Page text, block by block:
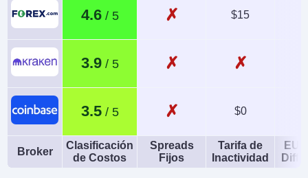
4.6 ✗ $15
3.9 ✗ ✗
3.5 ✗ $0
Broker
Clasificación
de Costos
Spreads
Fijos
Tarifa de
Inactividad